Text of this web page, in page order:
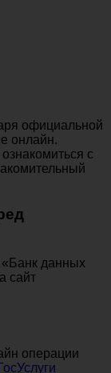
официальной
онлайн.
с
данных
сайт
операции
ГосУслуги